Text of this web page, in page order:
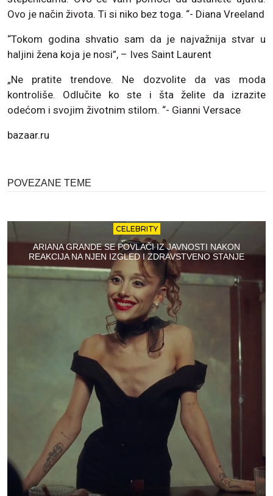
Ovo je način života. Ti si niko bez toga. “- Diana Vreeland
“Tokom godina shvatio sam da je najvažnija stvar u
haljini žena koja je nosi”, – Ives Saint Laurent
„Ne pratite trendove. Ne dozvolite da vas moda
kontroliše. Odlučite ko ste i šta želite da izrazite
odećom i svojim životnim stilom. “- Gianni Versace
bazaar.ru
POVEZANE TEME
CELEBRITY
ARIANA GRANDE SE POVLAČI IZ JAVNOSTI NAKON
REAKCIJA NA NJEN IZGLED I ZDRAVSTVENO STANJE